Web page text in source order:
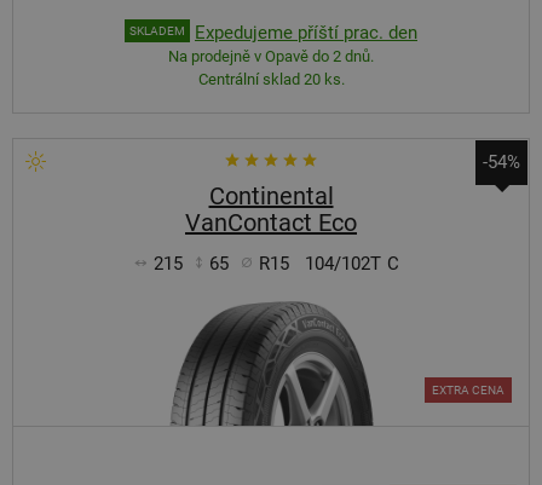
SKLADEM Expedujeme příští prac. den
Na prodejně v Opavě do 2 dnů.
Centrální sklad 20 ks.
-54%
Continental
VanContact Eco
215 65 R15 104/102T C
EXTRA CENA